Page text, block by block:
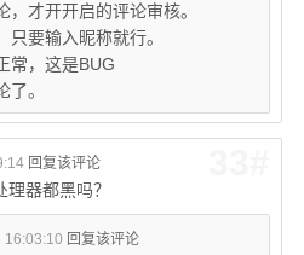
，才开开启的评论审核。
只要输入昵称就行。
常，这是BUG
。
回复该评论
器都黑吗？
16:03:10 回复该评论